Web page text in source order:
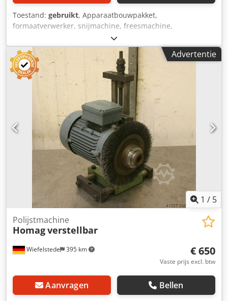
Toestand: gebruikt, Apparaatbouwpakket,
formaatverwerker, snijmachine, freesmachine,
profielfreesmachine, voegenfreesmachine, snijmachine,
dubbelzijdige profiler, kantenbewerkingsmachine,
scoremotor, versnipperaarmotor, freesmotor voor
kantenbewerkingsmachine -HOMAG-freeseenheid voor de
verwerking van het formaat -met zware
zwaluwstaartgeleider -1x motoren Perske -met lange
schacht -Motortype: KNS 70/12 -Vermogen: 3/4,4 kW -
Voltage: 220/380 volt -Frequentie: 50/100 Hz -Snelheid:
2880/5880 tpm -andere motoren met andere diensten op
voorraad tegen een meerprijs -Maten: 1200/1300/H550 mm
-gewicht: 290 kg Dodpfx Adeb Uhvbeiock
Advertentie
1 / 5
Wiefelstede 395 km
Polijstmachine
Homagverstellbar
€ 650
Vaste prijs excl. btw
Aanvragen Bellen